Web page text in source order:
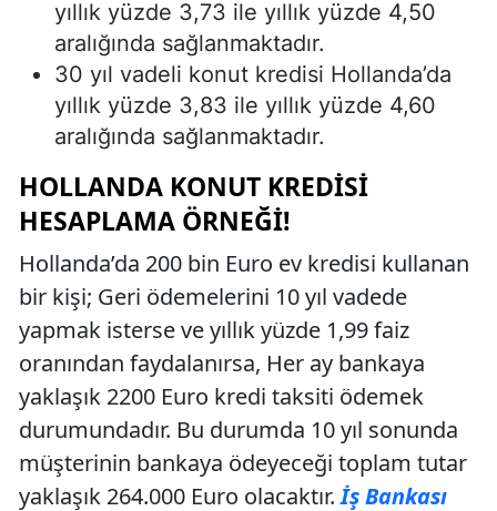
yıllık yüzde 3,73 ile yıllık yüzde 4,50
aralığında sağlanmaktadır.
30 yıl vadeli konut kredisi Hollanda’da
yıllık yüzde 3,83 ile yıllık yüzde 4,60
aralığında sağlanmaktadır.
HOLLANDA KONUT KREDISI
HESAPLAMA ÖRNEĞI!
Hollanda’da 200 bin Euro ev kredisi kullanan
bir kişi; Geri ödemelerini 10 yıl vadede
yapmak isterse ve yıllık yüzde 1,99 faiz
oranından faydalanırsa, Her ay bankaya
yaklaşık 2200 Euro kredi taksiti ödemek
durumundadır. Bu durumda 10 yıl sonunda
müşterinin bankaya ödeyeceği toplam tutar
yaklaşık 264.000 Euro olacaktır.İş Bankası